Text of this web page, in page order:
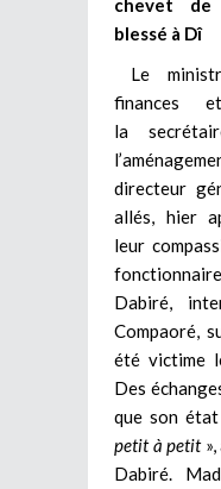
blessé à Dî
Le
finances
la
directeur
allés, hier
leur
Dabiré,
Compaoré,
été victime
Des
que son état
petit à petit»,
Dabiré.